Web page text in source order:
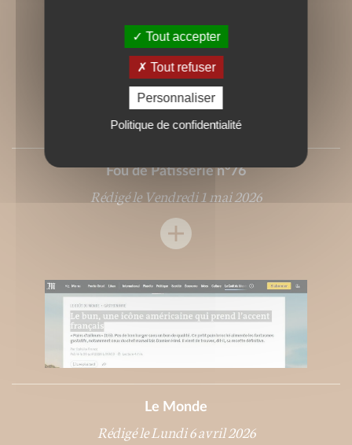
Fou de Pâtisserie n°76
Rédigé le Vendredi 1 mai 2026
Le Monde
Rédigé le Lundi 6 avril 2026
Tout accepter
Tout refuser
Personnaliser
Politique de confidentialité